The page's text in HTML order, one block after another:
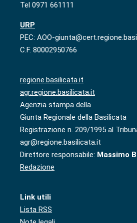
Tel 0971 661111
URP
PEC: AOO-
C.F. 80002950766
regione.basilicata.it
agr.regione.basilicata.it
Agenzia stampa della
Giunta Regionale della Basilicata
Registrazione n. 209/1995 al
agr@regione.basilicata.it
Direttore responsabile: Massimo
Redazione
Link utili
Lista RSS